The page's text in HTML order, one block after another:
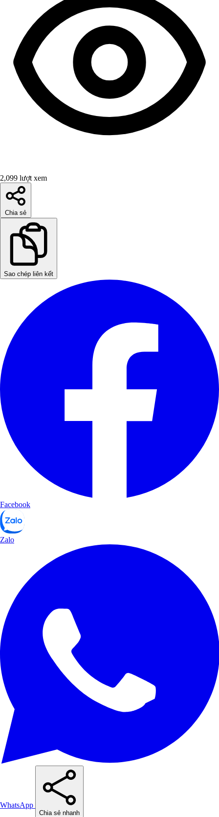
2,099 lượt xem
Chia sẻ
Sao chép liên kết
Facebook
Zalo
WhatsApp
Chia sẻ nhanh